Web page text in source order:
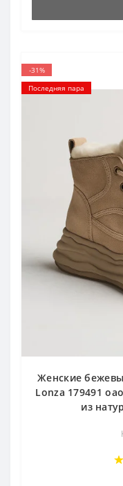
-31%
Последняя пара
Женские
Lonza 179491
из